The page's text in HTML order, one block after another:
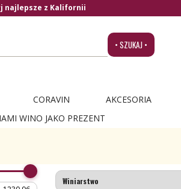
najlepsze z Kalifornii
• SZUKAJ •
CORAVIN AKCESORIA
WINO JAKO PREZENT